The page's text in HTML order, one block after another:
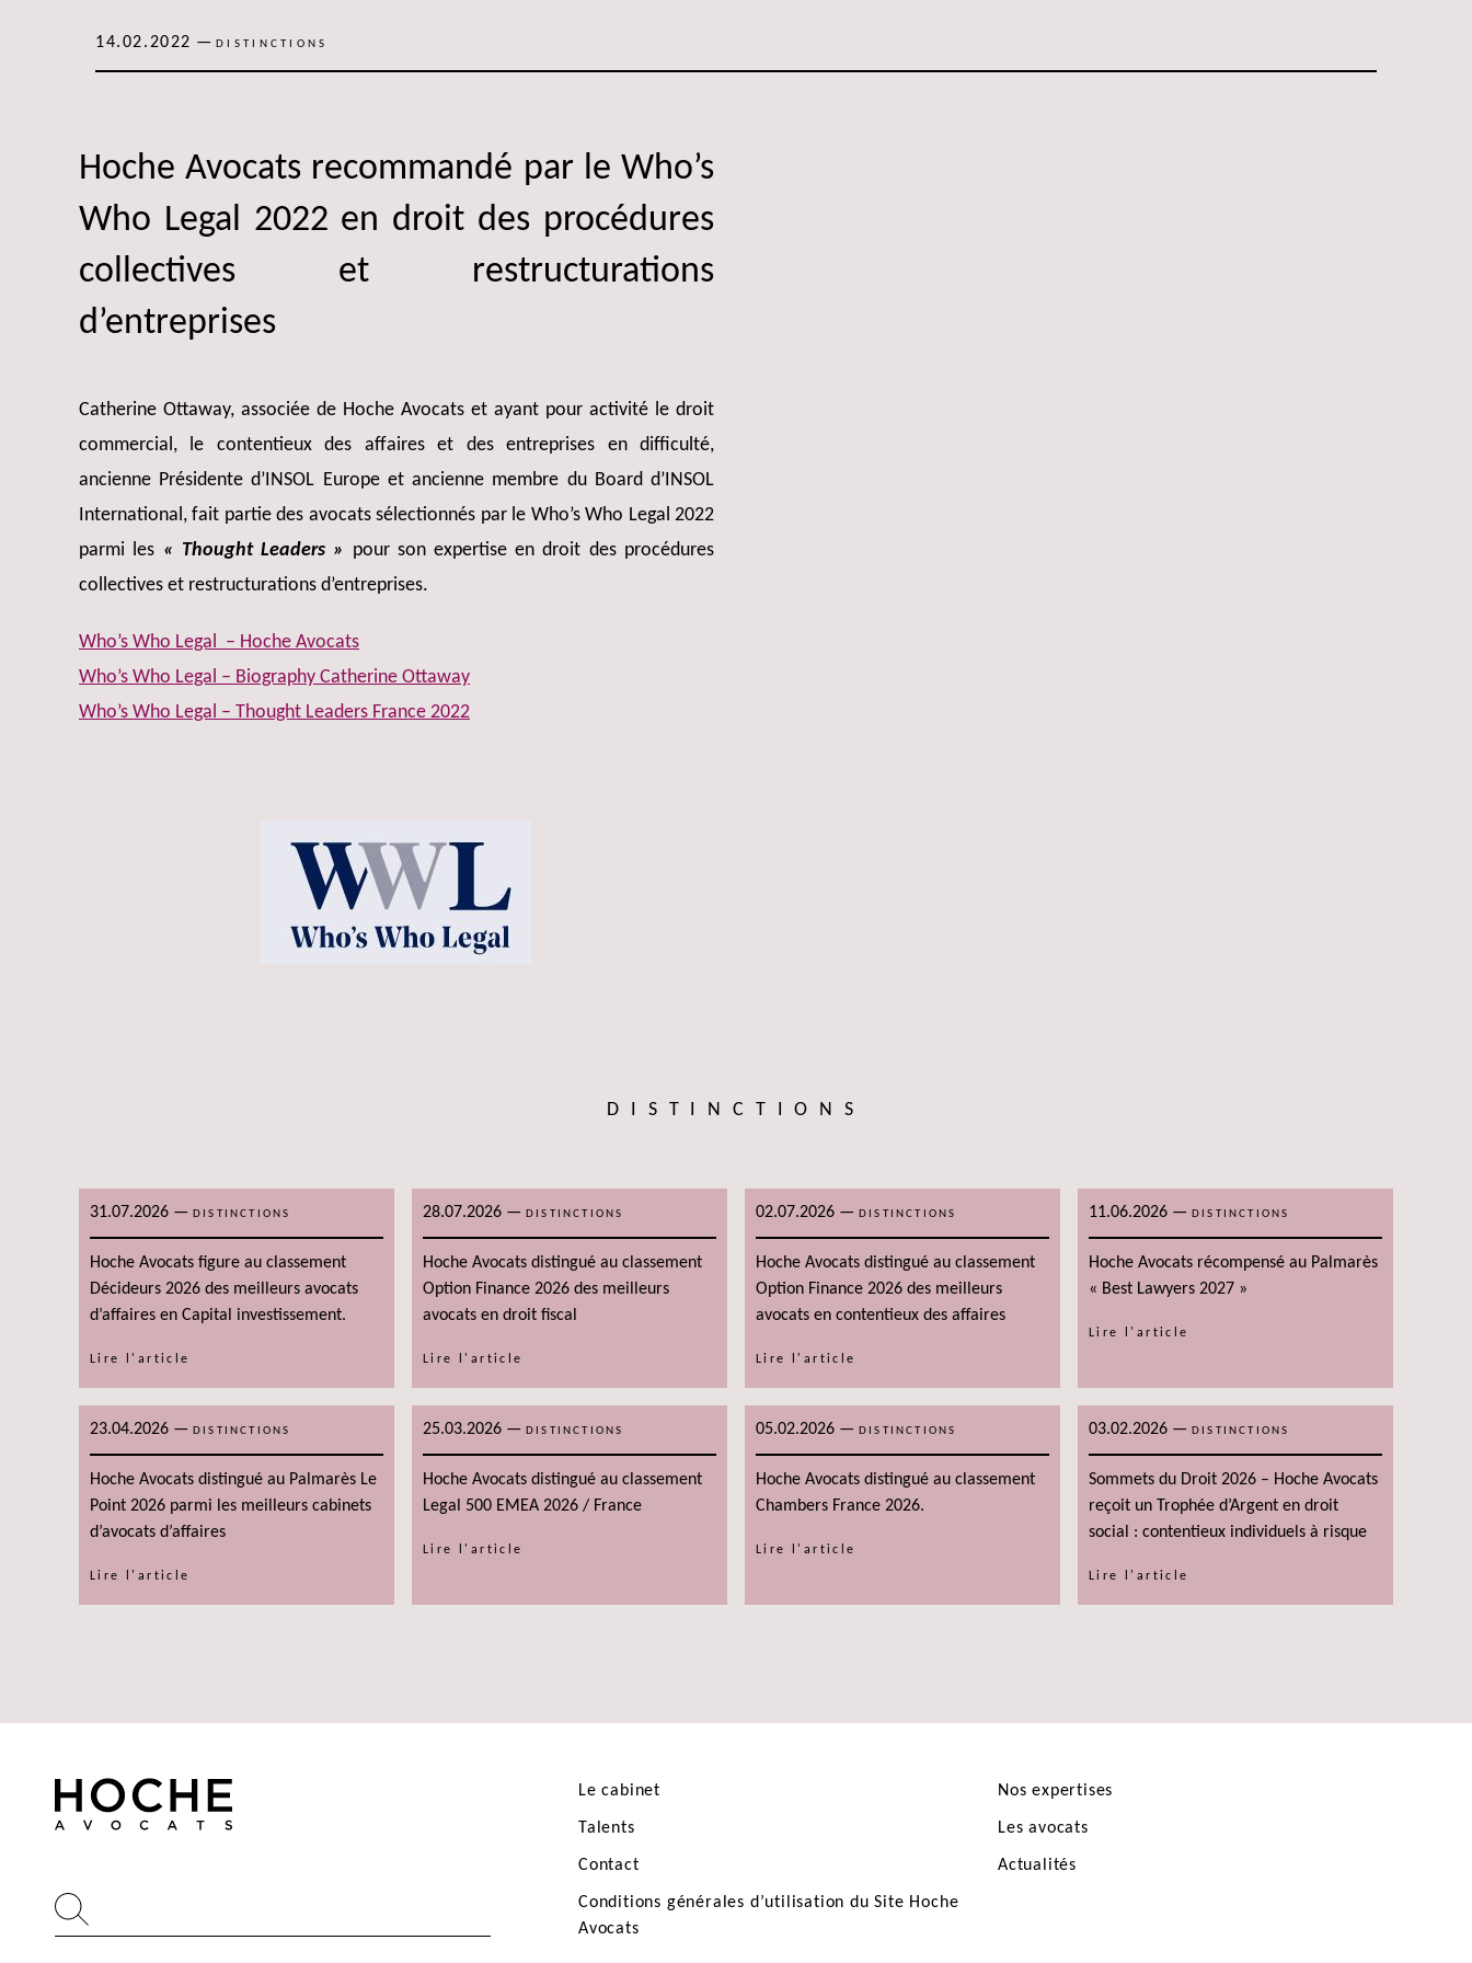
14.02.2022 — DISTINCTIONS
Hoche Avocats recommandé par le Who’s
Who Legal 2022 en droit des procédures
collectives et restructurations
d’entreprises
Catherine Ottaway, associée de Hoche Avocats et ayant pour activité le droit
commercial, le contentieux des affaires et des entreprises en difficulté,
ancienne Présidente d’INSOL Europe et ancienne membre du Board d’INSOL
International, fait partie des avocats sélectionnés par le Who’s Who Legal 2022
parmi les « Thought Leaders » pour son expertise en droit des procédures
collectives et restructurations d’entreprises.
Who’s Who Legal – Hoche Avocats
Who’s Who Legal – Biography Catherine Ottaway
Who’s Who Legal – Thought Leaders France 2022
DISTINCTIONS
31.07.2026 — DISTINCTIONS
Hoche Avocats figure au classement
Décideurs 2026 des meilleurs avocats
d’affaires en Capital investissement.
Lire l'article
28.07.2026 — DISTINCTIONS
Hoche Avocats distingué au classement
Option Finance 2026 des meilleurs
avocats en droit fiscal
Lire l'article
02.07.2026 — DISTINCTIONS
Hoche Avocats distingué au classement
Option Finance 2026 des meilleurs
avocats en contentieux des affaires
Lire l'article
11.06.2026 — DISTINCTIONS
Hoche Avocats récompensé au Palmarès
« Best Lawyers 2027 »
Lire l'article
23.04.2026 — DISTINCTIONS
Hoche Avocats distingué au Palmarès Le
Point 2026 parmi les meilleurs cabinets
d’avocats d’affaires
Lire l'article
25.03.2026 — DISTINCTIONS
Hoche Avocats distingué au classement
Legal 500 EMEA 2026 / France
Lire l'article
05.02.2026 — DISTINCTIONS
Hoche Avocats distingué au classement
Chambers France 2026.
Lire l'article
03.02.2026 — DISTINCTIONS
Sommets du Droit 2026 – Hoche Avocats
reçoit un Trophée d’Argent en droit
social : contentieux individuels à risque
Lire l'article
Le cabinet Nos expertises
Talents Les avocats
Contact Actualités
Conditions générales d’utilisation du Site Hoche
Avocats